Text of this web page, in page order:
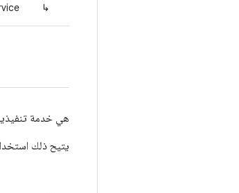
↳
هي خدمة
يتيح ذلك